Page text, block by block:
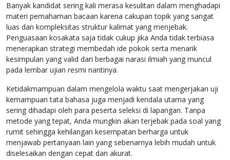
Banyak kandidat sering kali merasa kesulitan dalam menghadapi
materi pemahaman bacaan karena cakupan topik yang sangat
luas dan kompleksitas struktur kalimat yang menjebak.
Penguasaan kosakata saja tidak cukup jika Anda tidak terbiasa
menerapkan strategi membedah ide pokok serta menarik
kesimpulan yang valid dari berbagai narasi ilmiah yang muncul
pada lembar ujian resmi nantinya.
Ketidakmampuan dalam mengelola waktu saat mengerjakan uji
kemampuan tata bahasa juga menjadi kendala utama yang
sering dihadapi oleh para peserta seleksi di lapangan. Tanpa
metode yang tepat, Anda mungkin akan terjebak pada soal yang
rumit sehingga kehilangan kesempatan berharga untuk
menjawab pertanyaan lain yang sebenarnya lebih mudah untuk
diselesaikan dengan cepat dan akurat.